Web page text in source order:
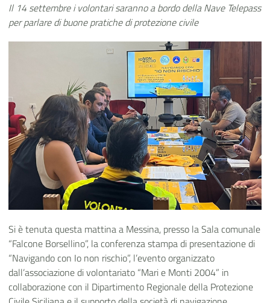
Il 14 settembre i volontari saranno a bordo della Nave Telepass
per parlare di buone pratiche di protezione civile
Si è tenuta questa mattina a Messina, presso la Sala comunale
“Falcone Borsellino”, la conferenza stampa di presentazione di
“Navigando con Io non rischio”, l’evento organizzato
dall’associazione di volontariato “Mari e Monti 2004” in
collaborazione con il Dipartimento Regionale della Protezione